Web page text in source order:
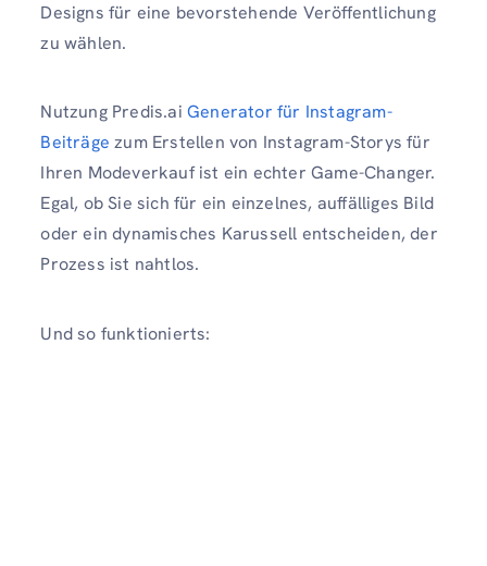
Designs für eine bevorstehende Veröffentlichung
zu wählen.
Nutzung Predis.ai Generator für Instagram-
Beiträge zum Erstellen von Instagram-Storys für
Ihren Modeverkauf ist ein echter Game-Changer.
Egal, ob Sie sich für ein einzelnes, auffälliges Bild
oder ein dynamisches Karussell entscheiden, der
Prozess ist nahtlos.
Und so funktionierts: